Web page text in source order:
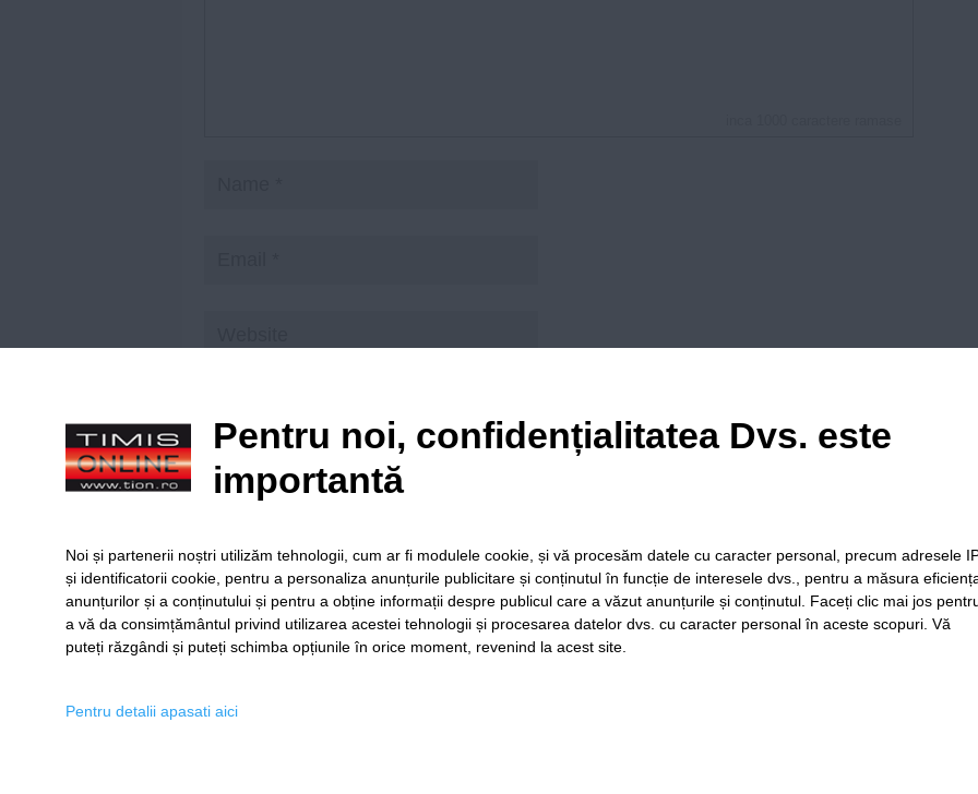
SERVICII Redactia
Folosinta
Termeni si
Pentru noi, confidențialitatea Dvs. este
importantă
Noi și partenerii noștri utilizăm tehnologii, cum ar fi modulele cookie, și vă procesăm datele cu caracter personal, precum adresele
și identificatorii cookie, pentru a personaliza anunțurile publicitare și conținutul în funcție de interesele dvs., pentru a măsura
anunțurilor și a conținutului și pentru a obține informații despre publicul care a văzut anunțurile și conținutul. Faceți clic mai jos
a vă da consimțământul privind utilizarea acestei tehnologii și procesarea datelor dvs. cu caracter personal în aceste scopuri. Vă
puteți răzgândi și puteți schimba opțiunile în orice moment, revenind la acest site.
Pentru detalii apasati aici